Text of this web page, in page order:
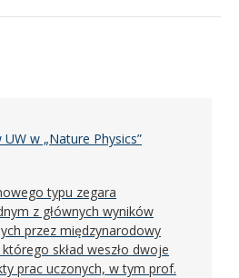
w „Nature Physics”
typu zegara
z głównych wyników
przez międzynarodowy
skład weszło dwoje
prac uczonych, w tym prof.